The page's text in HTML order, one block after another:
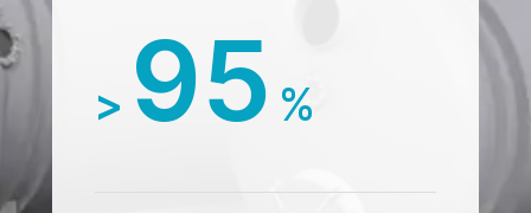
> 95 %